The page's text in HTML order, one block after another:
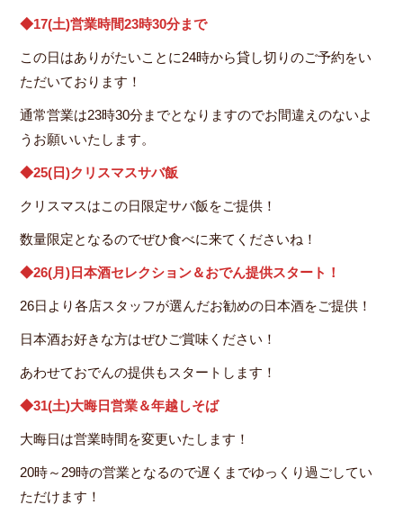
◆17(土)営業時間23時30分まで
この日はありがたいことに24時から貸し切りのご予約をい
ただいております！
通常営業は23時30分までとなりますのでお間違えのないよ
うお願いいたします。
◆25(日)クリスマスサバ飯
クリスマスはこの日限定サバ飯をご提供！
数量限定となるのでぜひ食べに来てくださいね！
◆26(月)日本酒セレクション＆おでん提供スタート！
26日より各店スタッフが選んだお勧めの日本酒をご提供！
日本酒お好きな方はぜひご賞味ください！
あわせておでんの提供もスタートします！
◆31(土)大晦日営業＆年越しそば
大晦日は営業時間を変更いたします！
20時～29時の営業となるので遅くまでゆっくり過ごしてい
ただけます！